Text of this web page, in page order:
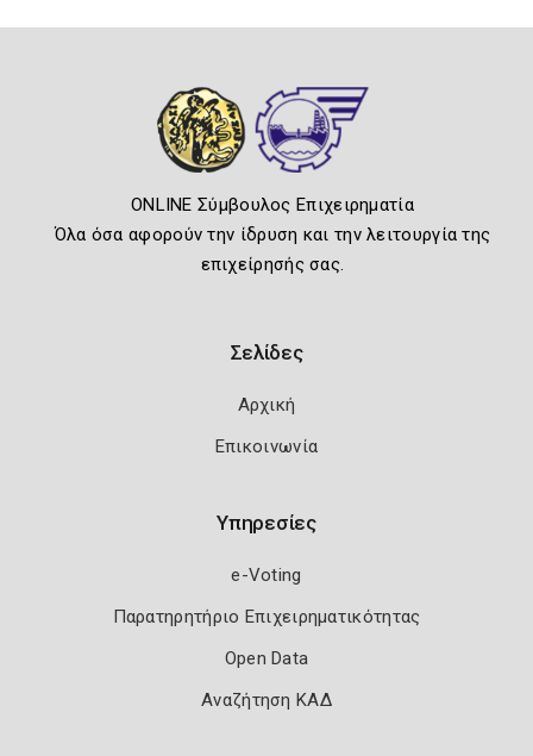
ONLINE Σύμβουλος Επιχειρηματία
Όλα όσα αφορούν την ίδρυση και την λειτουργία της
επιχείρησής σας.
Σελίδες
Αρχική
Επικοινωνία
Υπηρεσίες
e-Voting
Παρατηρητήριο Επιχειρηματικότητας
Open Data
Αναζήτηση ΚΑΔ